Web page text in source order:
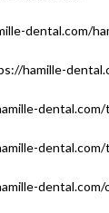
dental.com/
hamille-
dental.com/
dental.com/
dental.com/